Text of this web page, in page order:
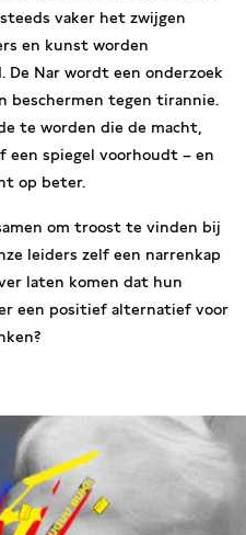
vaker het zwijgen
en kunst worden
De Nar wordt een onderzoek
beschermen tegen tirannie.
te worden die de macht,
een spiegel voorhoudt – en
op beter.
om troost te vinden bij
leiders zelf een narrenkap
laten komen dat hun
een positief alternatief voor